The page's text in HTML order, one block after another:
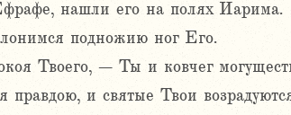
нашли его на полях Иарима.
подножию ног Его.
Твоего, – Ты и ковчег
правдою, и святые Твои